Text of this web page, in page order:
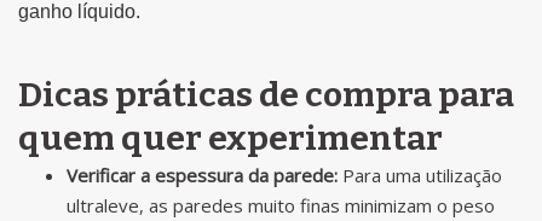
ganho líquido.
Dicas práticas de compra para
quem quer experimentar
Verificar a espessura da parede: Para uma utilização
ultraleve, as paredes muito finas minimizam o peso